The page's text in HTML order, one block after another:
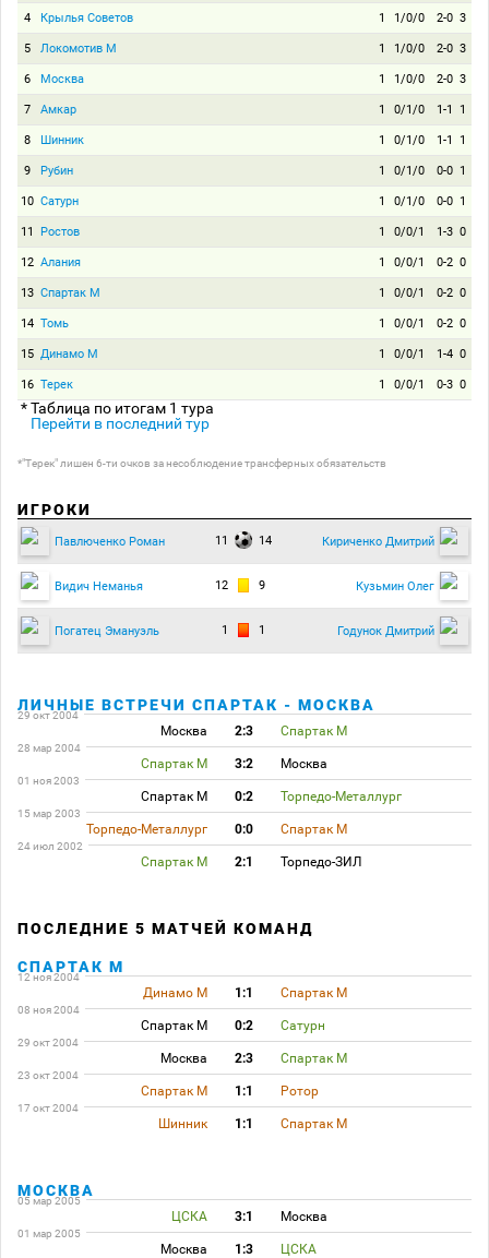
4 Крылья Советов 1 1/0/0 2-0 3
5 Локомотив М 1 1/0/0 2-0 3
6 Москва 1 1/0/0 2-0 3
7 Амкар 1 0/1/0 1-1 1
8 Шинник 1 0/1/0 1-1 1
9 Рубин 1 0/1/0 0-0 1
10 Сатурн 1 0/1/0 0-0 1
11 Ростов 1 0/0/1 1-3 0
12 Алания 1 0/0/1 0-2 0
13 Спартак М 1 0/0/1 0-2 0
14 Томь 1 0/0/1 0-2 0
15 Динамо М 1 0/0/1 1-4 0
16 Терек 1 0/0/1 0-3 0
* Таблица по итогам 1 тура
Перейти в последний тур
*"Терек" лишен 6-ти очков за несоблюдение трансферных обязательств
ИГРОКИ
Павлюченко Роман 11 14 Кириченко Дмитрий
Видич Неманья 12 9 Кузьмин Олег
Погатец Эмануэль 1 1 Годунок Дмитрий
ЛИЧНЫЕ ВСТРЕЧИ СПАРТАК - МОСКВА
29 окт 2004
Москва 2:3 Спартак М
28 мар 2004
Спартак М 3:2 Москва
01 ноя 2003
Спартак М 0:2 Торпедо-Металлург
15 мар 2003
Торпедо-Металлург 0:0 Спартак М
24 июл 2002
Спартак М 2:1 Торпедо-ЗИЛ
ПОСЛЕДНИЕ 5 МАТЧЕЙ КОМАНД
СПАРТАК М
12 ноя 2004
Динамо М 1:1 Спартак М
08 ноя 2004
Спартак М 0:2 Сатурн
29 окт 2004
Москва 2:3 Спартак М
23 окт 2004
Спартак М 1:1 Ротор
17 окт 2004
Шинник 1:1 Спартак М
МОСКВА
05 мар 2005
ЦСКА 3:1 Москва
01 мар 2005
Москва 1:3 ЦСКА